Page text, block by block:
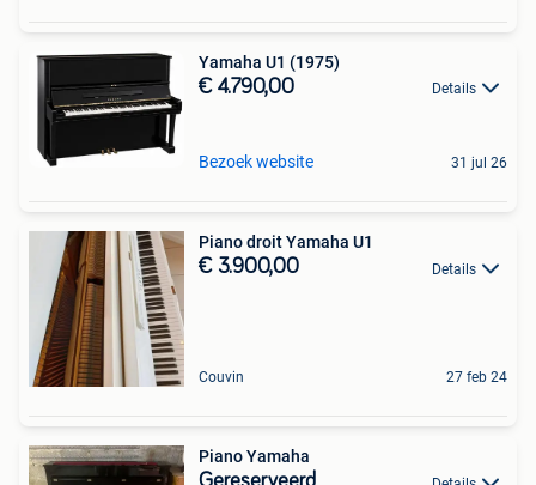
Yamaha U1 (1975)
€ 4.790,00 Details
Bezoek website 31 jul 26
Piano droit Yamaha U1
€ 3.900,00 Details
Couvin 27 feb 24
Piano Yamaha